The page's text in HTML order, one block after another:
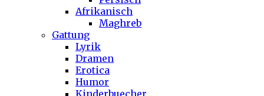
Afrikanisch
Maghreb
Gattung
Lyrik
Dramen
Erotica
Humor
Kinderbuecher